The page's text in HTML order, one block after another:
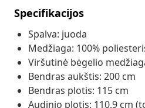
Specifikacijos
Spalva: juoda
Medžiaga: 100%
Viršutinė bėgelio
Bendras aukštis: 200 cm
Bendras plotis: 115 cm
Audinio plotis: 110,9 cm